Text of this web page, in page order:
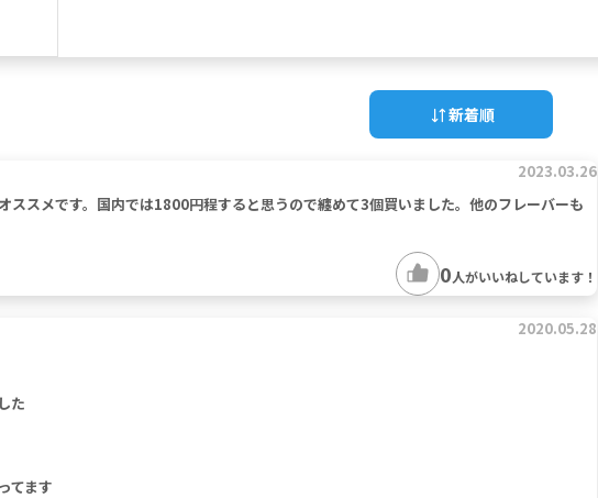
新着順
2023.03.26
ススメです。国内では1800円程すると思うので纏めて3個買いました。他のフレーバーも
0人がいいねしています！
2020.05.28
た
てます